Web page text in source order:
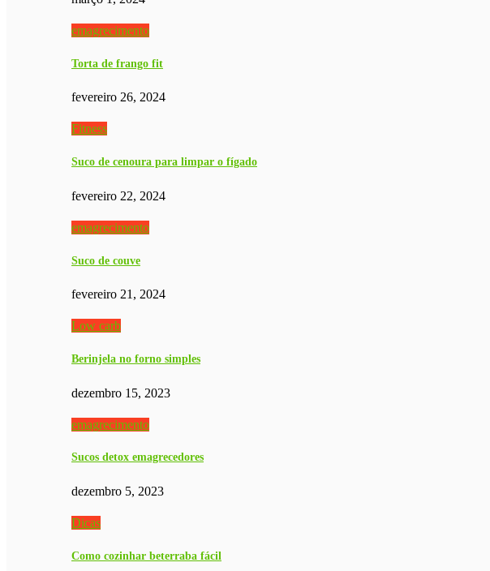
emagrecimento
Torta de frango fit
fevereiro 26, 2024
Fitness
Suco de cenoura para limpar o fígado
fevereiro 22, 2024
emagrecimento
Suco de couve
fevereiro 21, 2024
Low carb
Berinjela no forno simples
dezembro 15, 2023
emagrecimento
Sucos detox emagrecedores
dezembro 5, 2023
Dicas
Como cozinhar beterraba fácil